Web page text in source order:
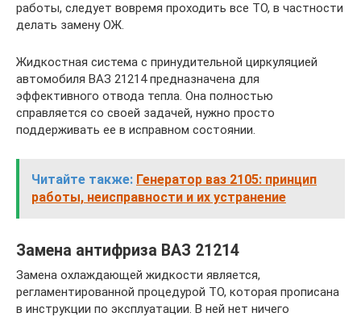
работы, следует вовремя проходить все ТО, в частности
делать замену ОЖ.
Жидкостная система с принудительной циркуляцией
автомобиля ВАЗ 21214 предназначена для
эффективного отвода тепла. Она полностью
справляется со своей задачей, нужно просто
поддерживать ее в исправном состоянии.
Читайте также: Генератор ваз 2105: принцип
работы, неисправности и их устранение
Замена антифриза ВАЗ 21214
Замена охлаждающей жидкости является,
регламентированной процедурой ТО, которая прописана
в инструкции по эксплуатации. В ней нет ничего